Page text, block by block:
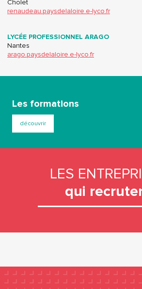
Cholet
renaudeau.paysdelaloire.e-lyco.fr
LYCÉE PROFESSIONNEL ARAGO
Nantes
arago.paysdelaloire.e-lyco.fr
Les formations
découvrir
LES
qui